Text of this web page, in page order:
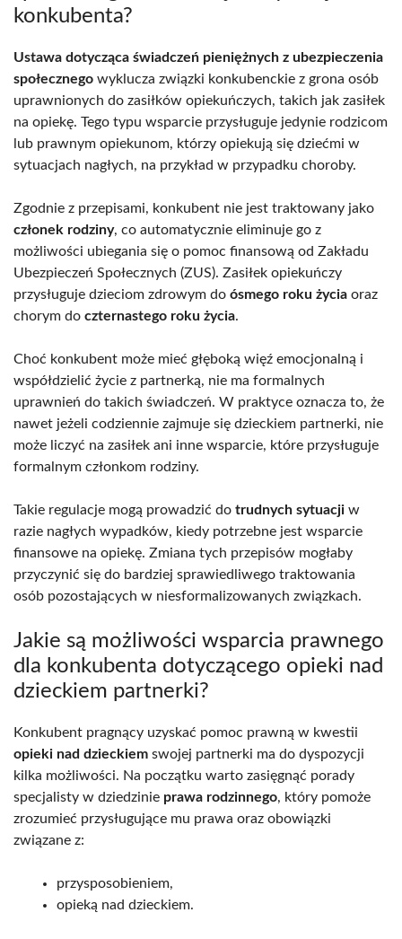
konkubenta?
Ustawa dotycząca świadczeń pieniężnych z ubezpieczenia
społecznego wyklucza związki konkubenckie z grona osób
uprawnionych do zasiłków opiekuńczych, takich jak zasiłek
na opiekę. Tego typu wsparcie przysługuje jedynie rodzicom
lub prawnym opiekunom, którzy opiekują się dziećmi w
sytuacjach nagłych, na przykład w przypadku choroby.
Zgodnie z przepisami, konkubent nie jest traktowany jako
członek rodziny, co automatycznie eliminuje go z
możliwości ubiegania się o pomoc finansową od Zakładu
Ubezpieczeń Społecznych (ZUS). Zasiłek opiekuńczy
przysługuje dzieciom zdrowym do ósmego roku życia oraz
chorym do czternastego roku życia.
Choć konkubent może mieć głęboką więź emocjonalną i
współdzielić życie z partnerką, nie ma formalnych
uprawnień do takich świadczeń. W praktyce oznacza to, że
nawet jeżeli codziennie zajmuje się dzieckiem partnerki, nie
może liczyć na zasiłek ani inne wsparcie, które przysługuje
formalnym członkom rodziny.
Takie regulacje mogą prowadzić do trudnych sytuacji w
razie nagłych wypadków, kiedy potrzebne jest wsparcie
finansowe na opiekę. Zmiana tych przepisów mogłaby
przyczynić się do bardziej sprawiedliwego traktowania
osób pozostających w niesformalizowanych związkach.
Jakie są możliwości wsparcia prawnego
dla konkubenta dotyczącego opieki nad
dzieckiem partnerki?
Konkubent pragnący uzyskać pomoc prawną w kwestii
opieki nad dzieckiem swojej partnerki ma do dyspozycji
kilka możliwości. Na początku warto zasięgnąć porady
specjalisty w dziedzinie prawa rodzinnego, który pomoże
zrozumieć przysługujące mu prawa oraz obowiązki
związane z:
przysposobieniem,
opieką nad dzieckiem.